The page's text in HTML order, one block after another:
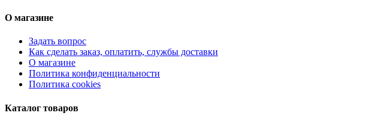
О магазине
Задать вопрос
Как сделать заказ, оплатить, службы доставки
О магазине
Политика конфиденциальности
Политика cookies
Каталог товаров